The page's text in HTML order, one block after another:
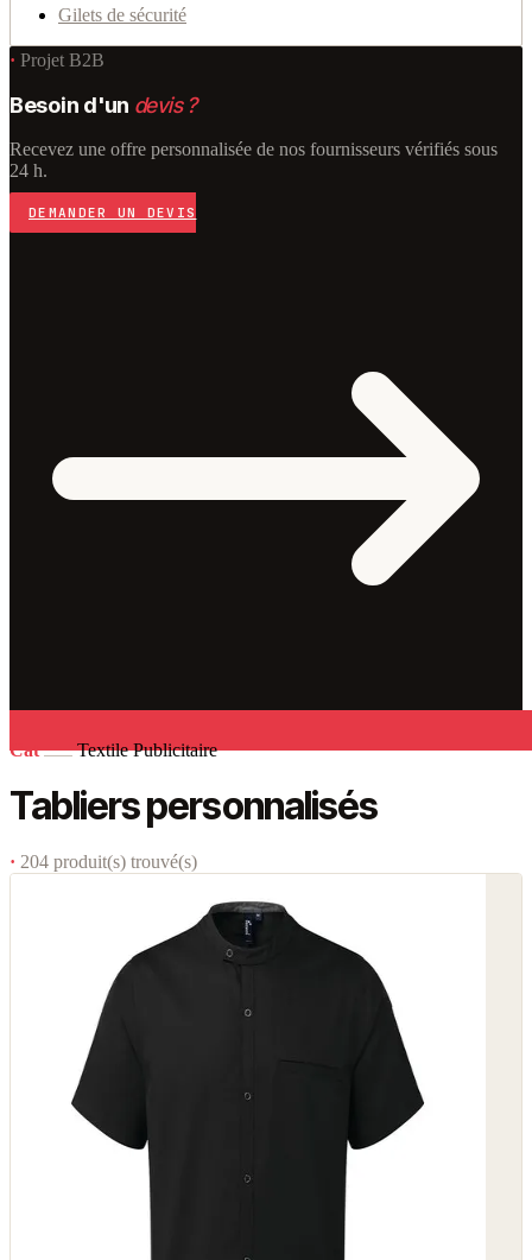
Gilets de sécurité
· Projet B2B
Besoin d'un devis ?
Recevez une offre personnalisée de nos fournisseurs vérifiés sous
24 h.
DEMANDER UN DEVIS
Cat Textile Publicitaire
Tabliers personnalisés
· 204 produit(s) trouvé(s)